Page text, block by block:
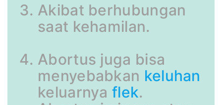
Akibat berhubungan
saat kehamilan.
Abortus juga bisa
menyebabkan keluhan
keluarnyaflek.